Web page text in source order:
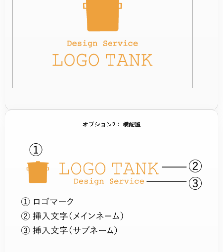
オプション2： 横配置